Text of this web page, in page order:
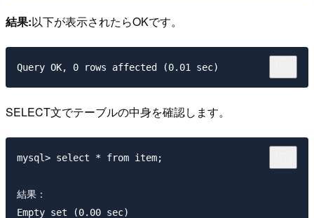
結果:以下が表示されたらOKです。
SELECT文でテーブルの中身を確認します。
mysql> select * from item;
結果：